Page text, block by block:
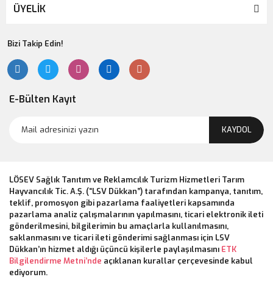
ÜYELİK
Bizi Takip Edin!
E-Bülten Kayıt
KAYDOL
LÖSEV Sağlık Tanıtım ve Reklamcılık Turizm Hizmetleri Tarım
Hayvancılık Tic. A.Ş. (“LSV Dükkan”) tarafından kampanya, tanıtım,
teklif, promosyon gibi pazarlama faaliyetleri kapsamında
pazarlama analiz çalışmalarının yapılmasını, ticari elektronik ileti
gönderilmesini, bilgilerimin bu amaçlarla kullanılmasını,
saklanmasını ve ticari ileti gönderimi sağlanması için LSV
Dükkan’ın hizmet aldığı üçüncü kişilerle paylaşılmasını ETK
Bilgilendirme Metni’nde açıklanan kurallar çerçevesinde kabul
ediyorum.